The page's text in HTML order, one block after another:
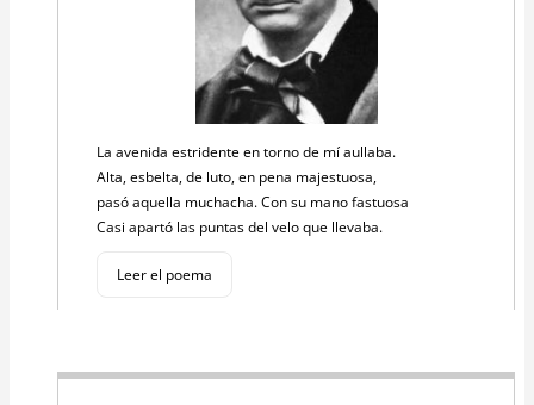
La avenida estridente en torno de mí aullaba.
Alta, esbelta, de luto, en pena majestuosa,
pasó aquella muchacha. Con su mano fastuosa
Casi apartó las puntas del velo que llevaba.
Leer el poema